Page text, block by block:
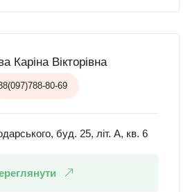
Каріна Вікторівна
80-69
буд. 25, літ. А, кв. 6